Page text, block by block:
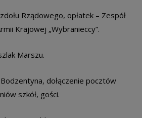
Rządowego, opłatek – Zespół
Krajowej „Wybranieccy”.
Marszu.
dołączenie pocztów
szkół, gości.